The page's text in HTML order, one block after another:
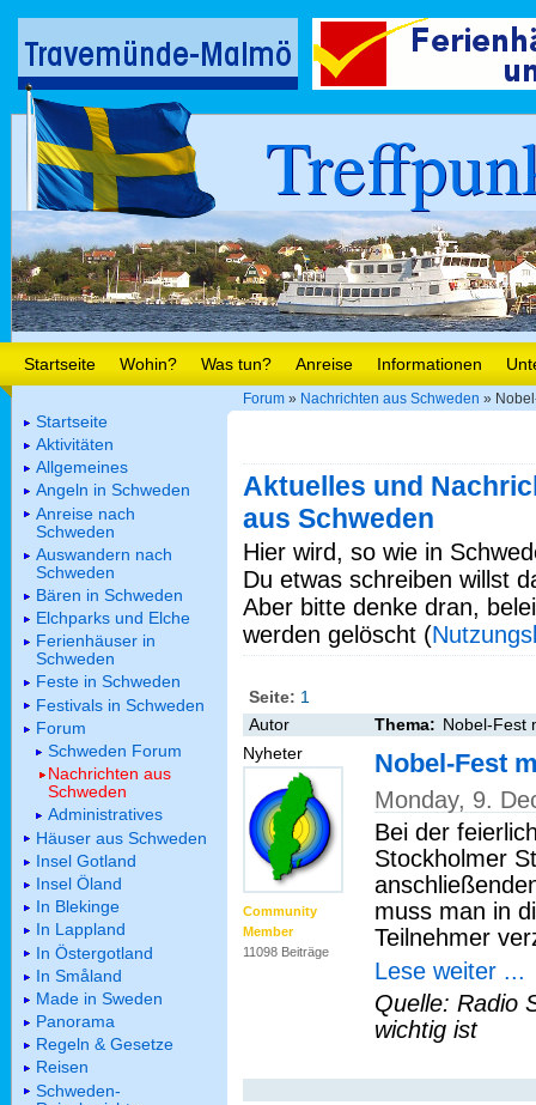
Startseite Wohin? Was tun? Anreise Informationen
Forum » Nachrichten aus Schweden »
Aktuelles und
aus Schweden
Hier wird, so wie in
Du etwas schreiben willst
Aber bitte denke dran,
werden gelöscht (
Seite: 1
Autor
Thema: Nobel-Fest
Nyheter
Community
Member
11098 Beiträge
Nobel-Fest
Monday, 9.
Bei der
Stockholmer
muss man in
Teilnehmer
Lese weiter ...
Quelle: Radio
wichtig ist
Startseite
Aktivitäten
Allgemeines
Angeln in Schweden
Anreise nach
Schweden
Auswandern nach
Schweden
Bären in Schweden
Elchparks und Elche
Ferienhäuser in
Schweden
Feste in Schweden
Festivals in Schweden
Forum
Schweden Forum
Nachrichten aus
Schweden
Administratives
Häuser aus Schweden
Insel Gotland
Insel Öland
In Blekinge
In Lappland
In Östergotland
In Småland
Made in Sweden
Panorama
Regeln & Gesetze
Reisen
Schweden-